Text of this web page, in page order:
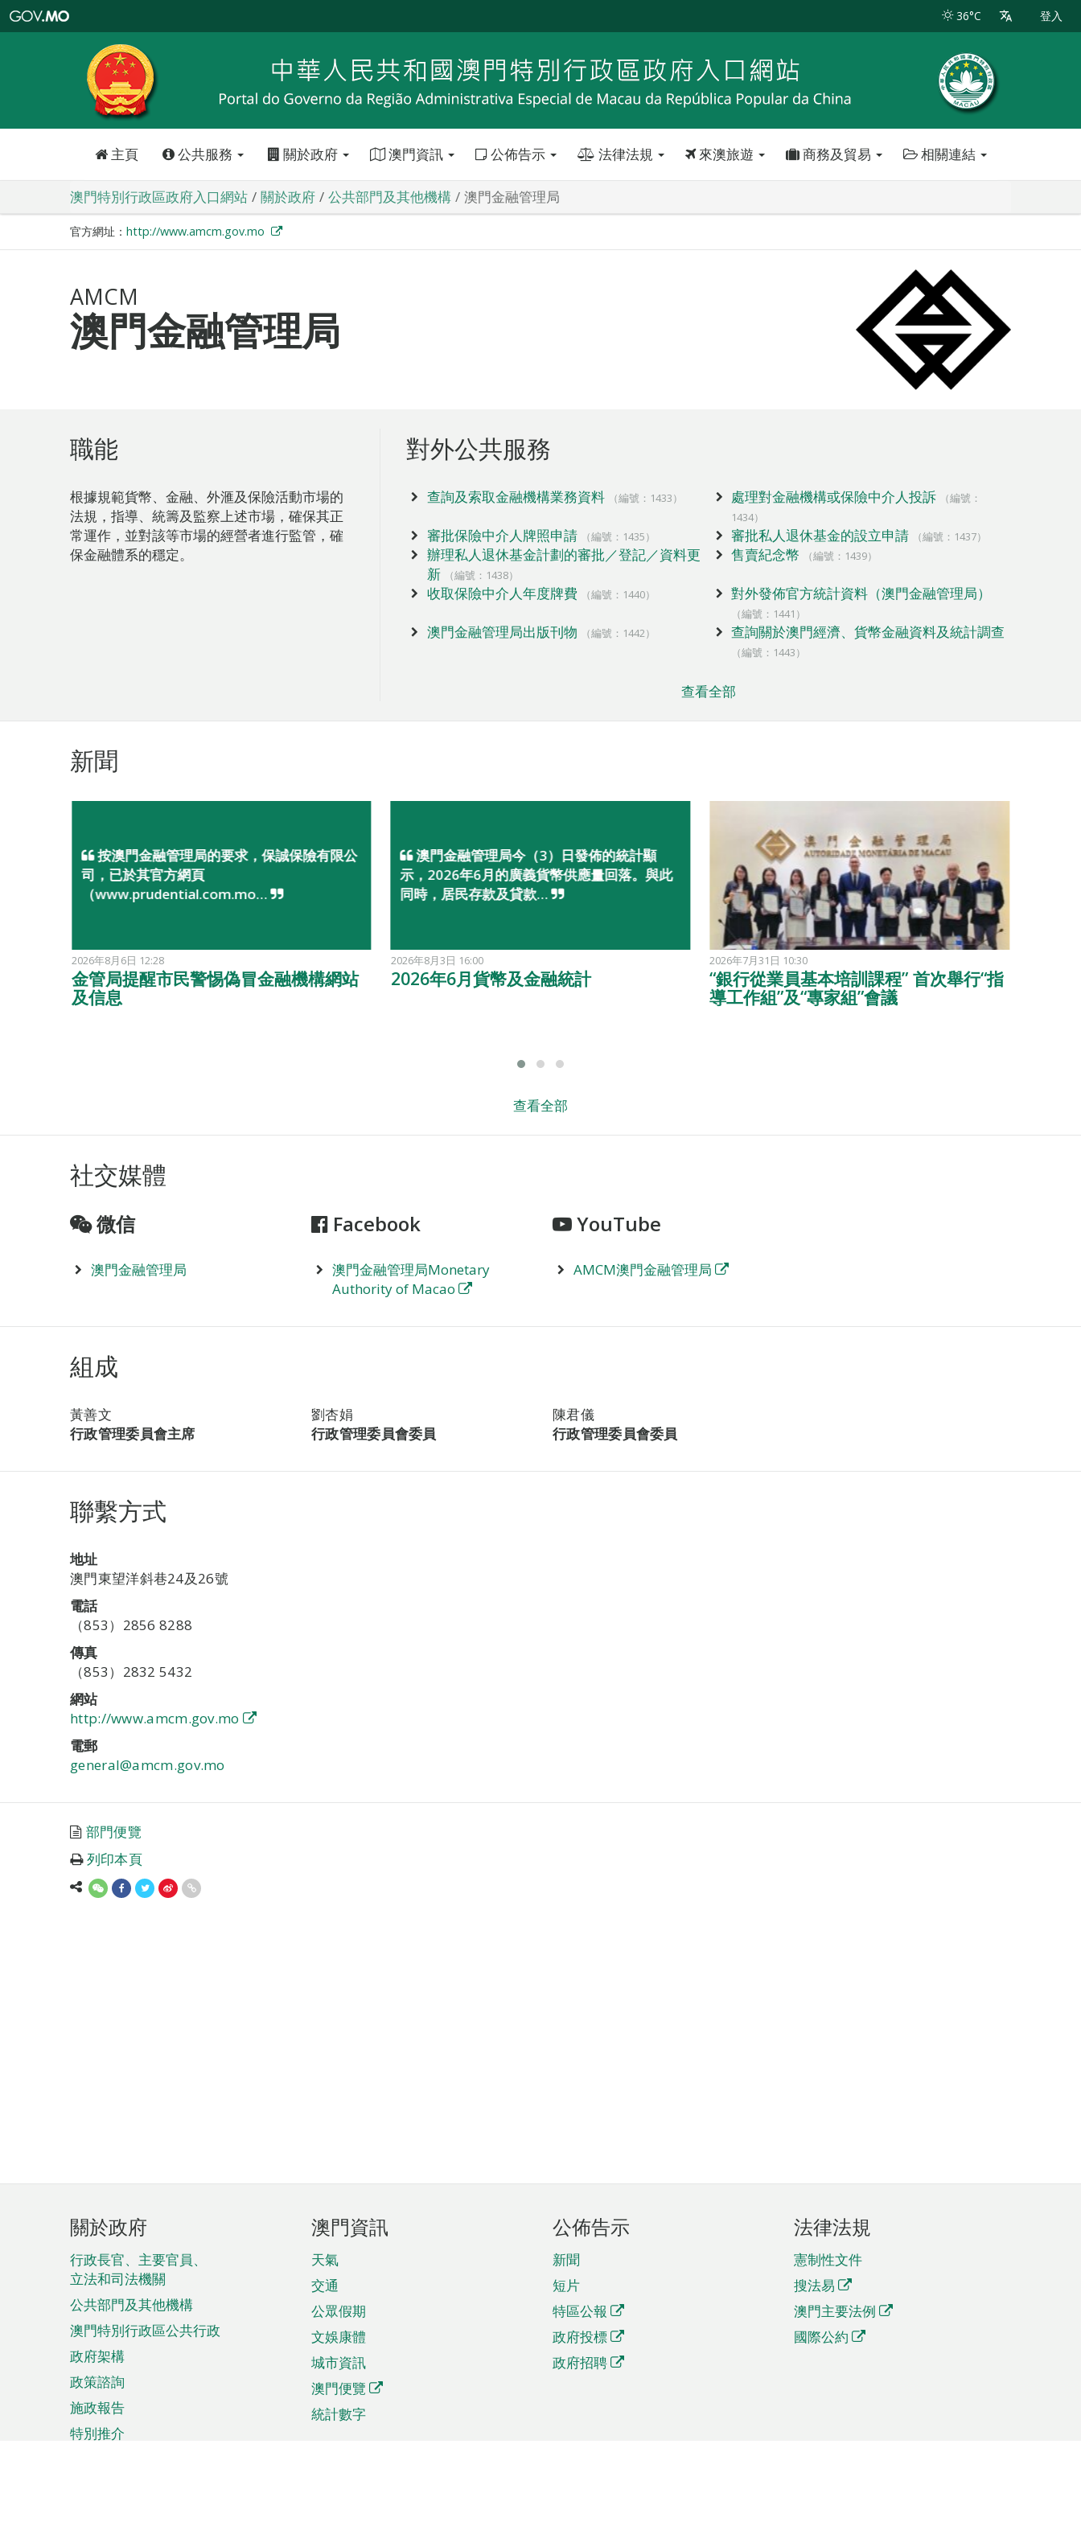
特
政
區
政
口
36°C 登入
主頁 公共服務 關於政府 澳門資訊 公佈告示 法律法規 來澳旅遊 商務及貿易 相關連結
澳門特別行政區政府入口網站 關於政府 公共部門及其他機構 澳門金融管理局
官方網址： http://www.amcm.gov.mo
AMCM
澳門金融管理局
職能
根據規範貨幣、金融、外滙及保險活動市場的
法規，指導、統籌及監察上述市場，確保其正
常運作，並對該等市場的經營者進行監管，確
保金融體系的穩定。
對外公共服務
查詢及索取金融機構業務資料 （編號：1433） 處理對金融機構或保險中介人投訴
（編號：
1434）
審批保險中介人牌照申請 （編號：1435） 審批私人退休基金的設立申請 （編號：1437）
辦理私人退休基金計劃的審批／登記／資料更
新
（編號：1438）
售賣紀念幣 （編號：1439）
收取保險中介人年度牌費 （編號：1440） 對外發佈官方統計資料（澳門金融管理局）
（編號：1441）
澳門金融管理局出版刊物 （編號：1442） 查詢關於澳門經濟、貨幣金融資料及統計調查
（編號：1443）
查看全部
新聞
按澳門金融管理局的要求，保誠保險有限公
司，已於其官方網頁
（www.prudential.com.mo…
2026年8月6日 12:28
金管局提醒市民警惕偽冒金融機構網站
及信息
澳門金融管理局今（3）日發佈的統計顯
示，2026年6月的廣義貨幣供應量回落。與此
同時，居民存款及貸款…
2026年8月3日 16:00
2026年6月貨幣及金融統計
2026年7月31日 10:30
“銀行從業員基本培訓課程” 首次舉行“指
導工作組”及“專家組”會議
查看全部
社交媒體
微信
澳門金融管理局
Facebook
澳門金融管理局Monetary
Authority of Macao
YouTube
AMCM澳門金融管理局
組成
黃善文
行政管理委員會主席
劉杏娟
行政管理委員會委員
陳君儀
行政管理委員會委員
聯繫方式
地址
澳門東望洋斜巷24及26號
電話
（853）2856 8288
傳真
（853）2832 5432
網站
http://www.amcm.gov.mo
電郵
general@amcm.gov.mo
部門便覽
列印本頁
頁
腳
菜
單
關於政府
行政長官、主要官員、
立法和司法機關
公共部門及其他機構
澳門特別行政區公共行政
政府架構
政策諮詢
施政報告
特別推介
澳門資訊
天氣
交通
公眾假期
文娛康體
城市資訊
澳門便覽
統計數字
公佈告示
新聞
短片
特區公報
政府投標
政府招聘
法律法規
憲制性文件
搜法易
澳門主要法例
國際公約